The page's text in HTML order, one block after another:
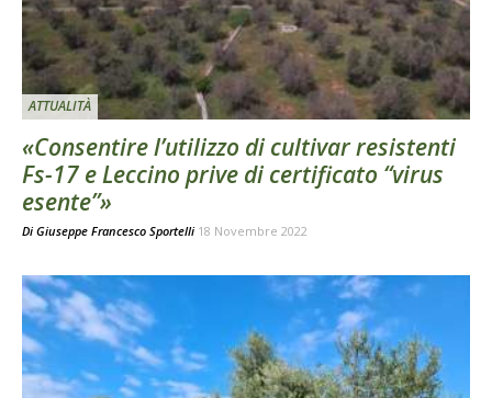
ATTUALITÀ
«Consentire l’utilizzo di cultivar resistenti
Fs-17 e Leccino prive di certificato “virus
esente”»
Di Giuseppe Francesco Sportelli 18 Novembre 2022